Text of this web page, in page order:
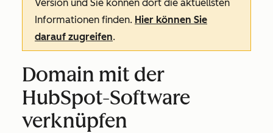
Version und Sie können dort die aktuellsten
Informationen finden. Hier können Sie
darauf zugreifen.
Domain mit der
HubSpot-Software
verknüpfen